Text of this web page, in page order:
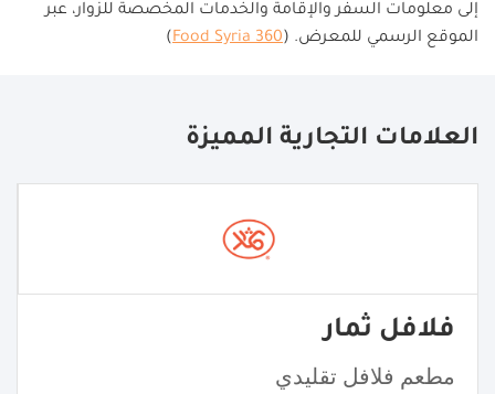
إلى معلومات السفر والإقامة والخدمات المخصصة للزوار، عبر
الموقع الرسمي للمعرض. (
360 Food Syria
)
العلامات التجارية المميزة
فلافل ثمار
مطعم فلافل تقليدي